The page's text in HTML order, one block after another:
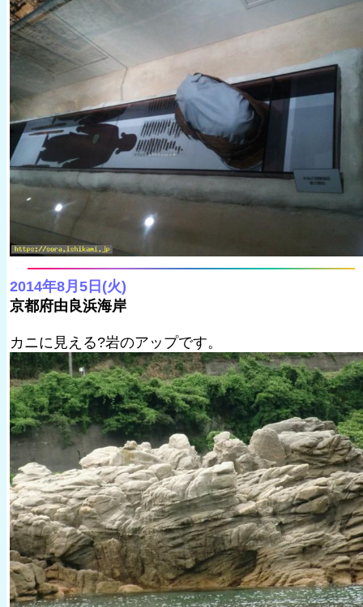
2014年8月5日(火)
京都府由良浜海岸
カニに見える?岩のアップです。